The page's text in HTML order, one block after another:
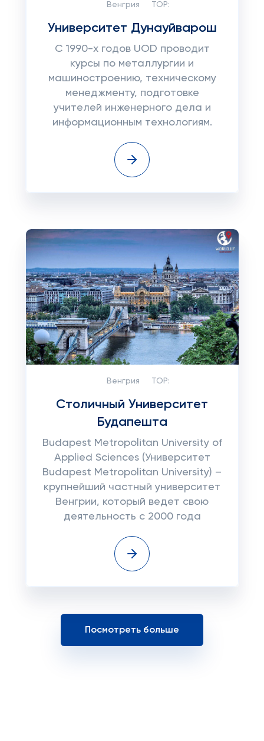
Венгрия TOP:
Университет Дунауйварош
С 1990-х годов UOD проводит
курсы по металлургии и
машиностроению, техническому
менеджменту, подготовке
учителей инженерного дела и
информационным технологиям.
Венгрия TOP:
Столичный Университет
Будапешта
Budapest Metropolitan University of
Applied Sciences (Университет
Budapest Metropolitan University) –
крупнейший частный университет
Венгрии, который ведет свою
деятельность с 2000 года
Посмотреть больше